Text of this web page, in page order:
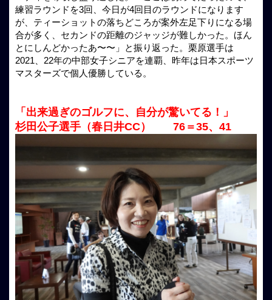
練習ラウンドを3回、今日が4回目のラウンドになります
が、ティーショットの落ちどころが案外左足下りになる場
合が多く、セカンドの距離のジャッジが難しかった。ほん
とにしんどかったあ〜〜」と振り返った。栗原選手は
2021、22年の中部女子シニアを連覇、昨年は日本スポーツ
マスターズで個人優勝している。
「出来過ぎのゴルフに、自分が驚いてる！」
杉田公子選手（春日井CC） 76＝35、41